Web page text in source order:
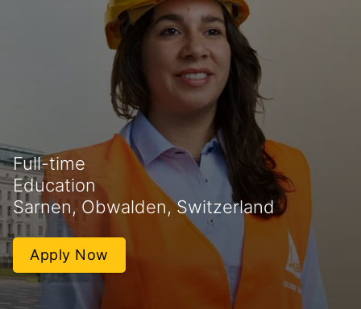
Full-time
Education
Sarnen, Obwalden, Switzerland
Apply Now